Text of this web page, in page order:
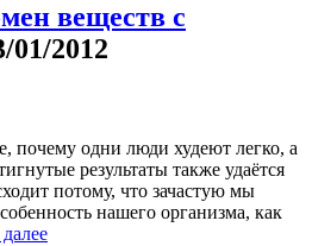
веществ с
01/2012
почему одни люди худеют легко, а
результаты также удаётся
потому, что зачастую мы
нашего организма, как